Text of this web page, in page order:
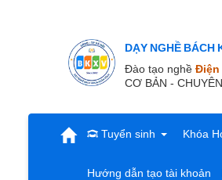
DẠY NGHỀ BÁCH
Đào tạo nghề Điện
CƠ BẢN -
Tuyển sinh Khóa
Hướng dẫn tạo tài khoản